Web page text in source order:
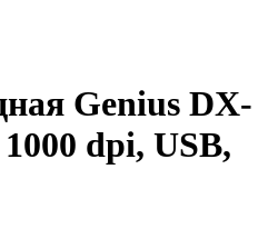
Genius DX-
dpi, USB,